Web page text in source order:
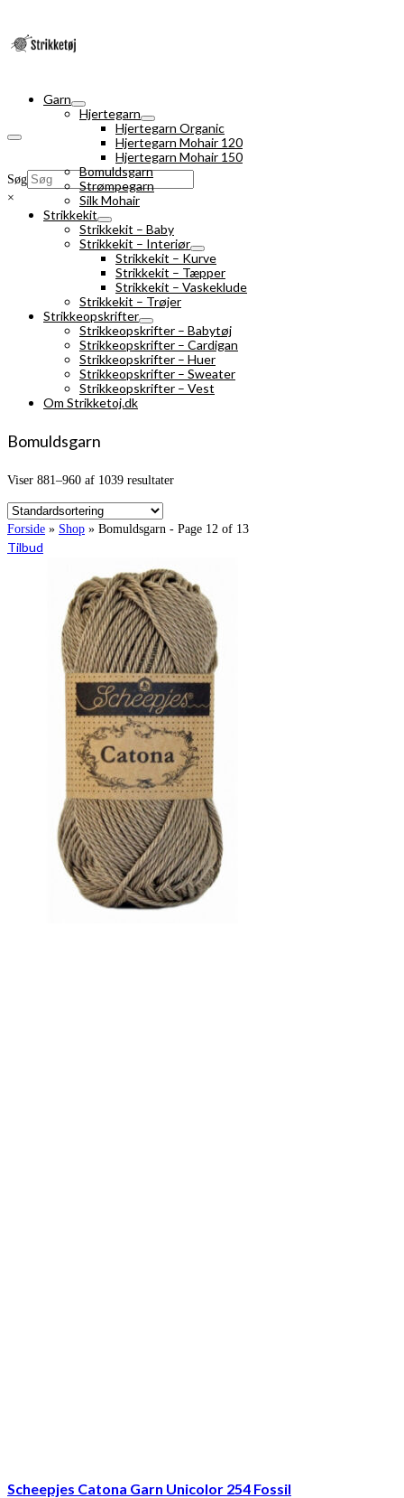
Søg
×
Garn
Hjertegarn
Hjertegarn Organic
Hjertegarn Mohair 120
Hjertegarn Mohair 150
Bomuldsgarn
Strømpegarn
Silk Mohair
Strikkekit
Strikkekit – Baby
Strikkekit – Interiør
Strikkekit – Kurve
Strikkekit – Tæpper
Strikkekit – Vaskeklude
Strikkekit – Trøjer
Strikkeopskrifter
Strikkeopskrifter – Babytøj
Strikkeopskrifter – Cardigan
Strikkeopskrifter – Huer
Strikkeopskrifter – Sweater
Strikkeopskrifter – Vest
Om Strikketoj.dk
Bomuldsgarn
Viser 881–960 af 1039 resultater
Forside » Shop » Bomuldsgarn - Page 12 of 13
Tilbud
Scheepjes Catona Garn Unicolor 254 Fossil